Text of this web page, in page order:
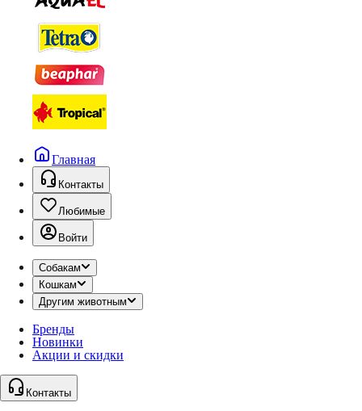
Главная
Контакты
Любимые
Войти
Собакам
Кошкам
Другим животным
Бренды
Новинки
Акции и скидки
Контакты